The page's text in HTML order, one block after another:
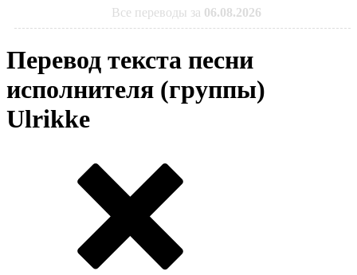
Все переводы за 06.08.2026
Перевод текста песни
исполнителя (группы)
Ulrikke